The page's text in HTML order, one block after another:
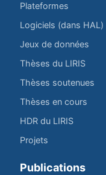
Plateformes
Logiciels (dans HAL)
Jeux de données
Thèses du LIRIS
Thèses soutenues
Thèses en cours
HDR du LIRIS
Projets
Publications